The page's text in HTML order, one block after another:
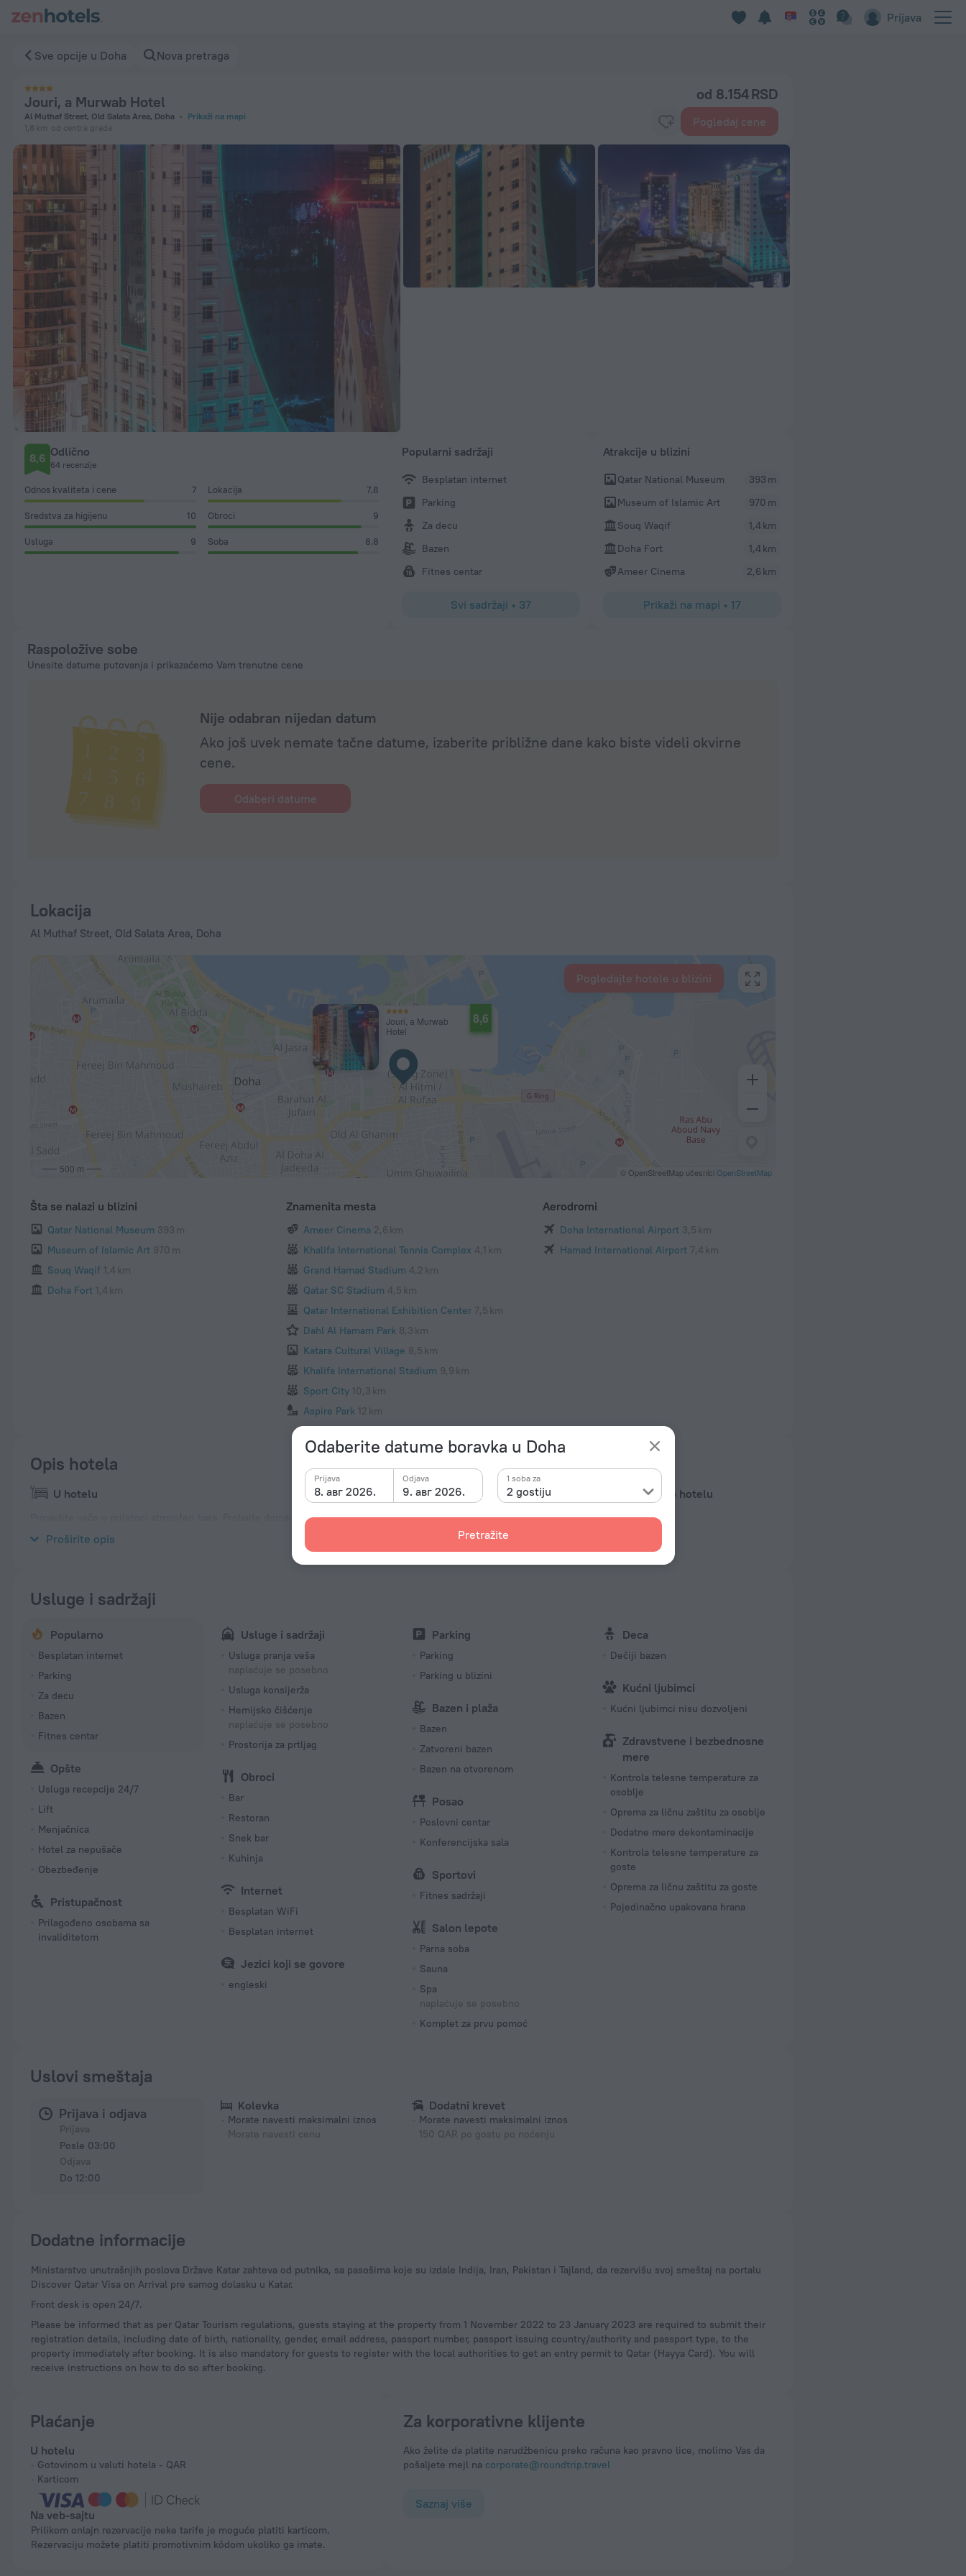
Prijava
Odaberite datume boravka u Doha
8. авг 2026.
Prijava
9. авг 2026.
Odjava
2 gostiju
1 soba za
Pretražite
Sve opcije u Doha Nova pretraga
Jouri, a Murwab Hotel
Al Muthaf Street, Old Salata Area, Doha
Prikaži na mapi
1,8 km
od centra grada
od 8.154 RSD
Pogledaj cene
8,6 Odlično
64 recenzije
Odnos kvaliteta i cene 7 Lokacija 7,8
Sredstva za higijenu 10 Obroci 9
Usluga 9 Soba 8,8
Popularni sadržaji
Besplatan internet
Parking
Za decu
Bazen
Fitnes centar
Svi sadržaji • 37
Atrakcije u blizini
Qatar National Museum
393 m
Museum of Islamic Art
970 m
Souq Waqif
1,4 km
Doha Fort
1,4 km
Ameer Cinema
2,6 km
Prikaži na mapi • 17
Raspoložive sobe
Unesite datume putovanja i prikazaćemo Vam trenutne cene
Nije odabran nijedan datum
Ako još uvek nemate tačne datume, izaberite približne dane kako biste videli okvirne
cene.
Odaberi datume
Lokacija
Al Muthaf Street, Old Salata Area, Doha
Jouri, a Murwab
Hotel
8,6
500 m © OpenStreetMap učesniciOpenStreetMap
Pogledajte hotele u blizini
Šta se nalazi u blizini
Qatar National Museum 393 m
Museum of Islamic Art 970 m
Souq Waqif 1,4 km
Doha Fort 1,4 km
Znamenita mesta
Ameer Cinema 2,6 km
Khalifa International Tennis Complex 4,1 km
Grand Hamad Stadium 4,2 km
Qatar SC Stadium 4,5 km
Qatar International Exhibition Center 7,5 km
Dahl Al Hamam Park 8,3 km
Katara Cultural Village 8,5 km
Khalifa International Stadium 9,9 km
Sport City 10,3 km
Aspire Park 12 km
Aerodromi
Doha International Airport 3,5 km
Hamad International Airport 7,4 km
Opis hotela
U hotelu
Provedite veče u prijatnoj atmosferi bara. Probajte domaću kuhinju i odmorite u našem restoranu. Želite biti onlajn
Proširite opis
Bitni podaci o hotelu
Godina izgradnje
Tip električnih utičnica
Broj soba
136 soba
Usluge i sadržaji
Popularno
Besplatan internet
Parking
Za decu
Bazen
Fitnes centar
Opšte
Usluga recepcije 24/7
Lift
Menjačnica
Hotel za nepušače
Obezbeđenje
Pristupačnost
Prilagođeno osobama sa
invaliditetom
Usluge i sadržaji
Usluga pranja veša
naplaćuje se posebno
Usluga konsijerža
Hemijsko čišćenje
naplaćuje se posebno
Prostorija za prtljag
Obroci
Bar
Restoran
Snek bar
Kuhinja
Internet
Besplatan WiFi
Besplatan internet
Jezici koji se govore
engleski
Parking
Parking
Parking u blizini
Bazen i plaža
Bazen
Zatvoreni bazen
Bazen na otvorenom
Posao
Poslovni centar
Konferencijska sala
Sportovi
Fitnes sadržaji
Salon lepote
Parna soba
Sauna
Spa
naplaćuje se posebno
Komplet za prvu pomoć
Deca
Dečiji bazen
Kućni ljubimci
Kućni ljubimci nisu dozvoljeni
Zdravstvene i bezbednosne
mere
Kontrola telesne temperature za
osoblje
Oprema za ličnu zaštitu za osoblje
Dodatne mere dekontaminacije
Kontrola telesne temperature za
goste
Oprema za ličnu zaštitu za goste
Pojedinačno upakovana hrana
Uslovi smeštaja
Prijava i odjava
Posle 03:00
Do 12:00
Kolevka
Morate navesti maksimalni iznos
Morate navesti cenu
Dodatni krevet
Morate navesti maksimalni iznos
150 QAR po gostu po noćenju
Dodatne informacije
Ministarstvo unutrašnjih poslova Države Katar zahteva od putnika, sa pasošima koje su izdale Indija, Iran, Pakistan i Tajland, da rezervišu svoj smeštaj na portalu
Discover Qatar Visa on Arrival pre samog dolasku u Katar.
Front desk is open 24/7.
Please be informed that as per Qatar Tourism regulations, guests staying at the property from 1 November 2022 to 23 January 2023 are required to submit their
registration details, including date of birth, nationality, gender, email address, passport number, passport issuing country/authority and passport type, to the
property immediately after booking. It is also mandatory for guests to register with the local authorities to get an entry permit to Qatar (Hayya Card). You will
receive instructions on how to do so after booking.
Plaćanje
U hotelu
Gotovinom u valuti hotela - QAR
Karticom
Na veb-sajtu
Prilikom onlajn rezervacije neke tarife je moguće platiti karticom.
Rezervaciju možete platiti promotivnim kôdom ukoliko ga imate.
Za korporativne klijente
Ako želite da platite narudžbenicu preko računa kao pravno lice, molimo Vas da
pošaljete mejl na corporate@roundtrip.travel
Saznaj više
Jouri, a Murwab Hotel u Doha - Rezervišite odmah preko ZenHotels.com